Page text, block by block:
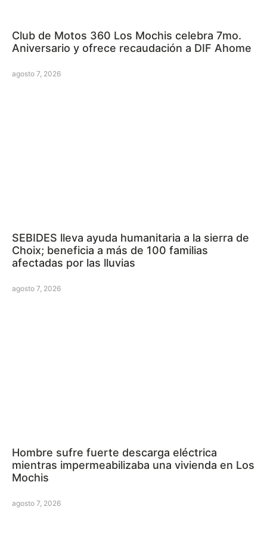
Club de Motos 360 Los Mochis celebra 7mo.
Aniversario y ofrece recaudación a DIF Ahome
agosto 7, 2026
SEBIDES lleva ayuda humanitaria a la sierra de
Choix; beneficia a más de 100 familias
afectadas por las lluvias
agosto 7, 2026
Hombre sufre fuerte descarga eléctrica
mientras impermeabilizaba una vivienda en Los
Mochis
agosto 7, 2026